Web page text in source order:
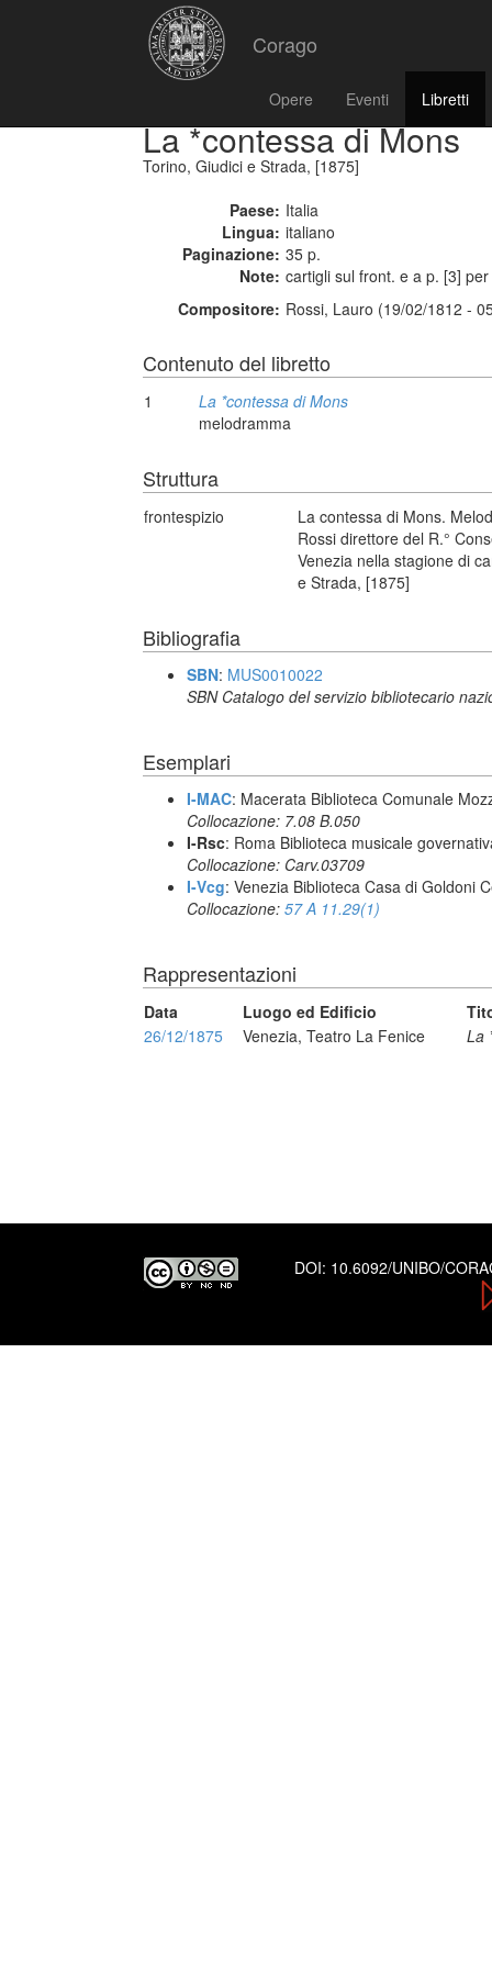
Corago
Opere Eventi Libretti
La *contessa di Mons
Torino, Giudici e Strada, [1875]
Paese: Italia
Lingua: italiano
Paginazione: 35 p.
Note: cartigli sul front. e a p. [3]
Compositore: Rossi, Lauro (19/02/1812 -
Contenuto del libretto
1
La *contessa di Mons
melodramma
Struttura
frontespizio
La contessa di Mons.
Rossi direttore del R.°
Venezia nella stagione di
e Strada, [1875]
Bibliografia
SBN: MUS0010022
SBN Catalogo del servizio bibliotecario
Esemplari
I-MAC: Macerata Biblioteca Comunale
Collocazione: 7.08 B.050
I-Rsc: Roma Biblioteca musicale
Collocazione: Carv.03709
I-Vcg: Venezia Biblioteca Casa di Goldoni
Collocazione: 57 A 11.29(1)
Rappresentazioni
Data Luogo ed Edificio
26/12/1875
Venezia, Teatro La Fenice La
DOI: 10.6092/UNIBO/